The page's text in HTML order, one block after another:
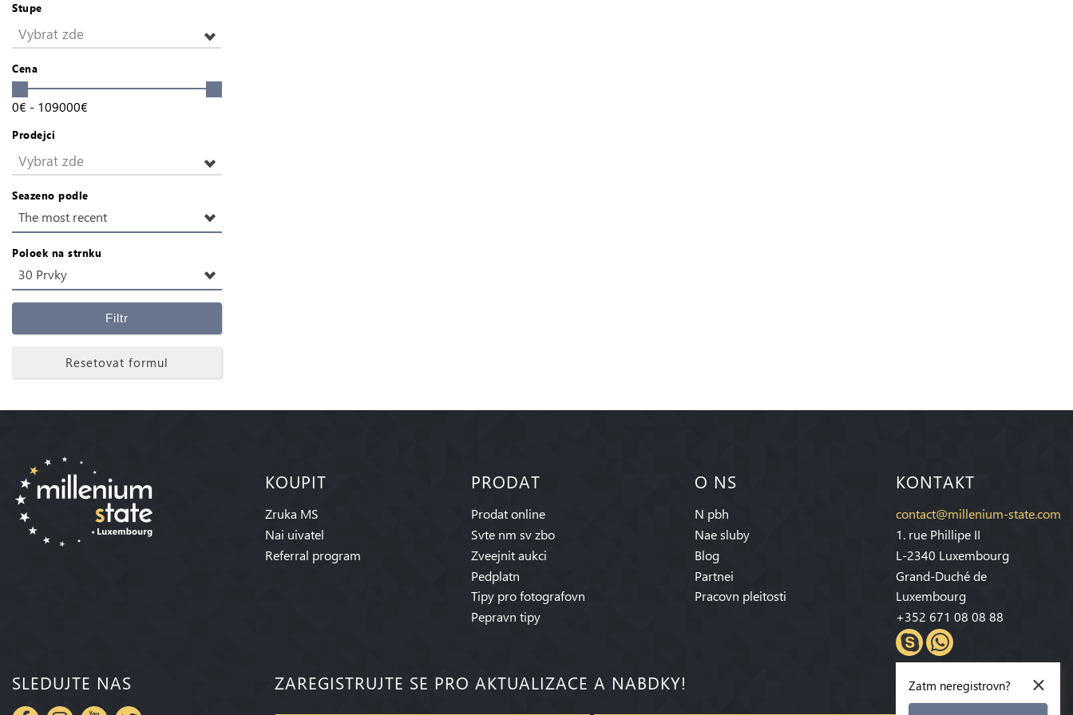
Stupe
Vybrat zde
Cena
0€ - 109000€
Prodejci
Vybrat zde
Seazeno podle
The most recent
Poloek na strnku
30 Prvky
Filtr
Resetovat formul
KOUPIT
Zruka MS
Nai uivatel
Referral program
PRODAT
Prodat online
Svte nm sv zbo
Zveejnit aukci
Pedplatn
Tipy pro fotografovn
Pepravn tipy
O NS
N pbh
Nae sluby
Blog
Partnei
Pracovn pleitosti
KONTAKT
contact@millenium-state.com
1. rue Phillipe II
L-2340 Luxembourg
Grand-Duché de
Luxembourg
+352 671 08 08 88
SLEDUJTE NAS ZAREGISTRUJTE SE PRO AKTUALIZACE A NABDKY! ×
Zatm neregistrovn?